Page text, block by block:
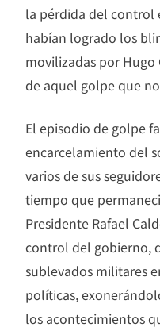
la pérdida del control
habían logrado los
movilizadas por
de aquel golpe que
El episodio de golpe
encarcelamiento del
varios de sus
tiempo que
Presidente Rafael
control del gobierno,
sublevados militares
políticas,
los acontecimientos